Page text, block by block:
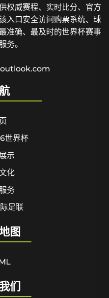
权威赛程、实时比分、官方
入口安全访问购票系统、球
准确、最及时的世界杯赛事
务。
世界杯
示
化
务
足联
图
们